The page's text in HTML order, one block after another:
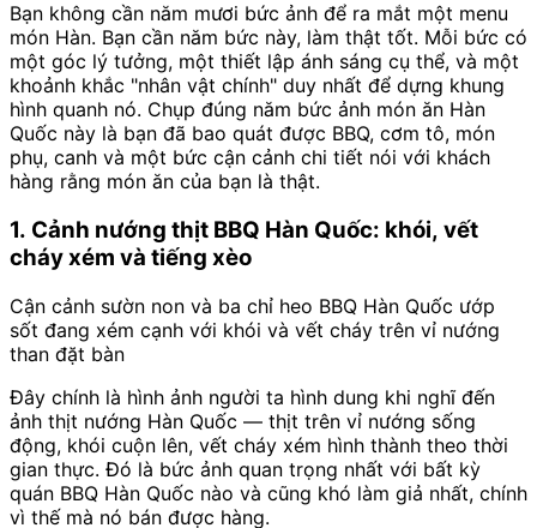
Bạn không cần năm mươi bức ảnh để ra mắt một menu
món Hàn. Bạn cần năm bức này, làm thật tốt. Mỗi bức có
một góc lý tưởng, một thiết lập ánh sáng cụ thể, và một
khoảnh khắc "nhân vật chính" duy nhất để dựng khung
hình quanh nó. Chụp đúng năm bức ảnh món ăn Hàn
Quốc này là bạn đã bao quát được BBQ, cơm tô, món
phụ, canh và một bức cận cảnh chi tiết nói với khách
hàng rằng món ăn của bạn là thật.
1. Cảnh nướng thịt BBQ Hàn Quốc: khói, vết
cháy xém và tiếng xèo
Cận cảnh sườn non và ba chỉ heo BBQ Hàn Quốc ướp
sốt đang xém cạnh với khói và vết cháy trên vỉ nướng
than đặt bàn
Đây chính là hình ảnh người ta hình dung khi nghĩ đến
ảnh thịt nướng Hàn Quốc — thịt trên vỉ nướng sống
động, khói cuộn lên, vết cháy xém hình thành theo thời
gian thực. Đó là bức ảnh quan trọng nhất với bất kỳ
quán BBQ Hàn Quốc nào và cũng khó làm giả nhất, chính
vì thế mà nó bán được hàng.